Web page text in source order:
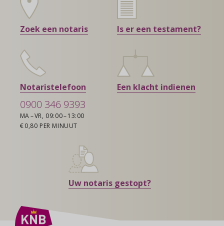
Zoek een notaris Is er een testament?
Notaristelefoon
0900 346 9393
MA – VR, 09:00 – 13:00
€ 0,80 PER MINUUT
Een klacht indienen
Uw notaris gestopt?